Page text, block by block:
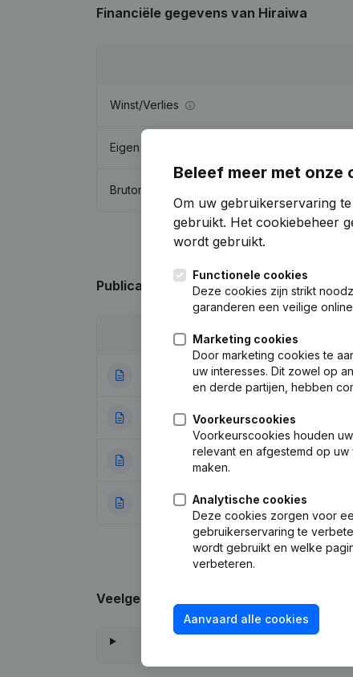
Financiële gegevens van Hiraiwa
Winst/Verlies
Eigen vermogen
Brutomarge
Publicaties van Hiraiwa
Publicatie
27-04-2026 Kapitaal,
12-02-2026
08-04-2024 Statuten
31-01-2023 Rubriek
Veelgestelde vragen
Beleef meer met onze
Om uw gebruikerservaring
gebruikt. Het cookiebeheer
wordt gebruikt.
Functionele cookies
Deze cookies zijn strikt
garanderen een veilige
Marketing cookies
Door marketing cookies te
uw interesses. Dit zowel op
en derde partijen, hebben
Voorkeurscookies
Voorkeurscookies houden
relevant en afgestemd op
maken.
Analytische cookies
Deze cookies zorgen voor
gebruikerservaring te
wordt gebruikt en welke
verbeteren.
Aanvaard alle cookies